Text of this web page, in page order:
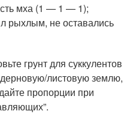
мха (1 — 1 — 1);
рыхлым, не оставались
грунт для суккулентов
листовую землю,
пропорции при